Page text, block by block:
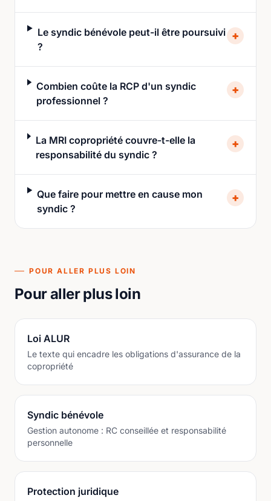
Le syndic bénévole peut-il être poursuivi
?
+
Combien coûte la RCP d'un syndic
professionnel ?
+
La MRI copropriété couvre-t-elle la
responsabilité du syndic ?
+
Que faire pour mettre en cause mon
syndic ?
+
POUR ALLER PLUS LOIN
Pour aller plus loin
Loi ALUR
Le texte qui encadre les obligations d'assurance de la
copropriété
Syndic bénévole
Gestion autonome : RC conseillée et responsabilité
personnelle
Protection juridique